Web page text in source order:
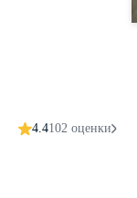
4.4102 оценки